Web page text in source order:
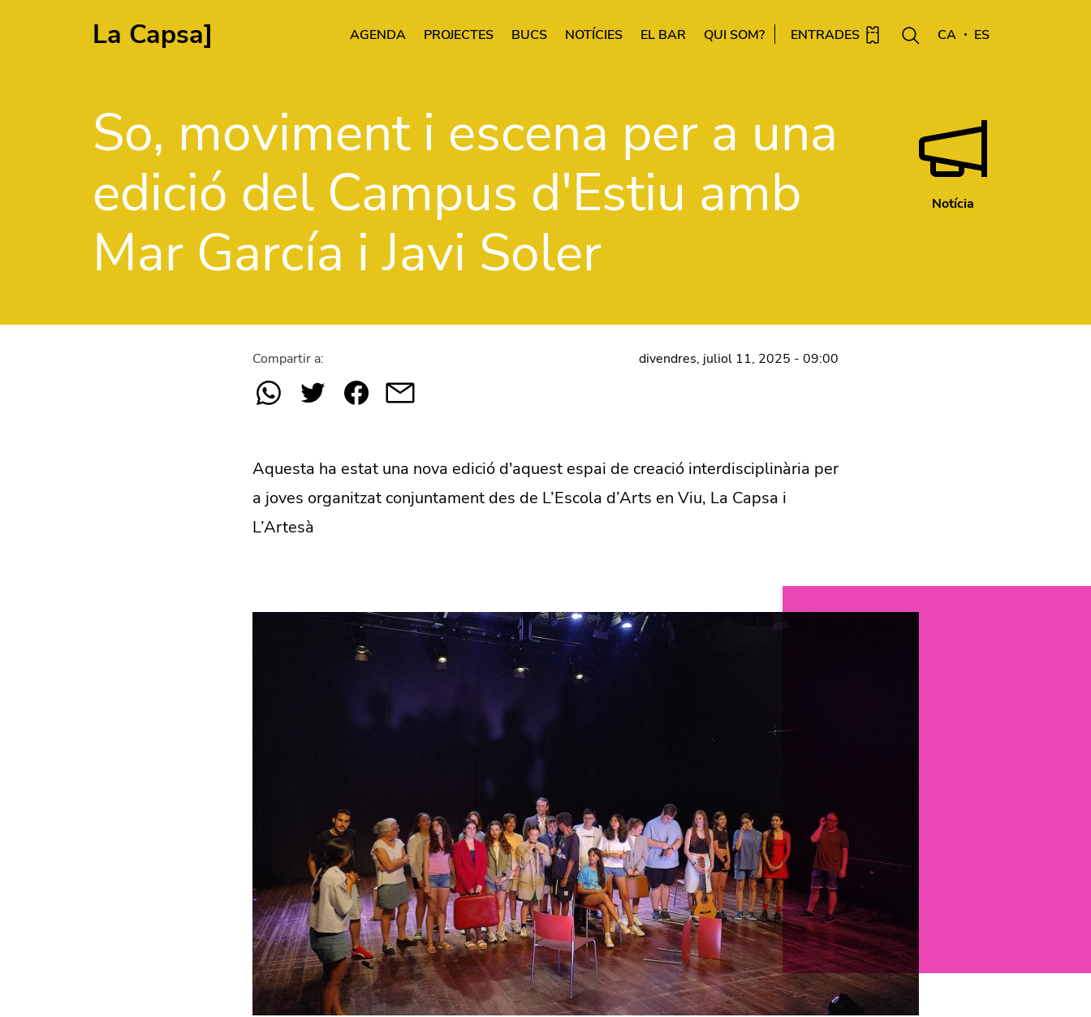
La Capsa] Navegació principal
AGENDA PROJECTES BUCS NOTÍCIES EL BAR QUI SOM? ENTRADES CA ES
So, moviment i escena per a una
edició del Campus d'Estiu amb
Mar García i Javi Soler
Notícia
Compartir a: divendres, juliol 11, 2025 - 09:00
Aquesta ha estat una nova edició d'aquest espai de creació interdisciplinària per
a joves organitzat conjuntament des de L’Escola d’Arts en Viu, La Capsa i
L’Artesà